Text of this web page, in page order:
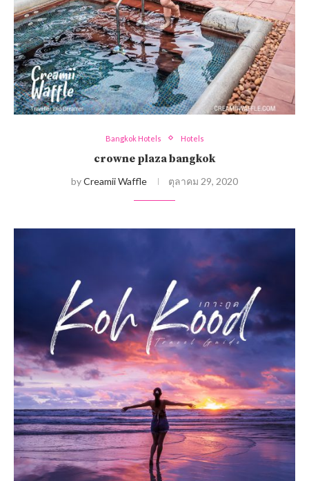
Bangkok Hotels Hotels
crowne plaza bangkok
byCreamii Waffle ตุลาคม 29, 2020